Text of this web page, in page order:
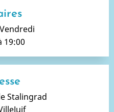
19:00
Stalingrad